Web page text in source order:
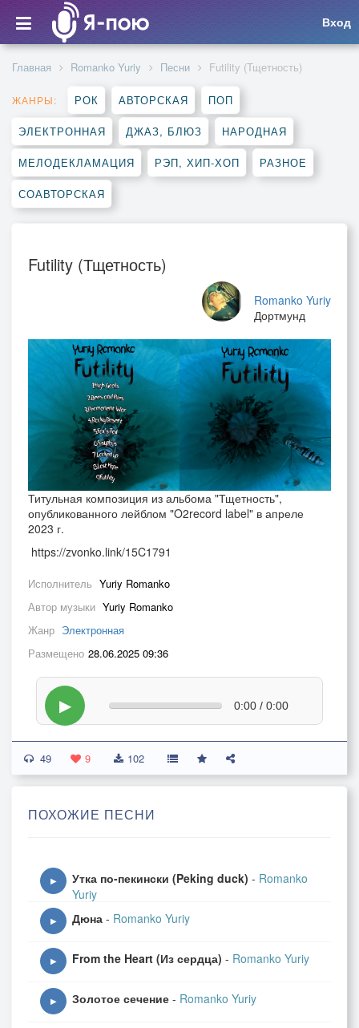
Вход
Главная Romanko Yuriy Песни Futility (Тщетность)
ЖАНРЫ: РОК АВТОРСКАЯ ПОП
ЭЛЕКТРОННАЯ ДЖАЗ, БЛЮЗ НАРОДНАЯ
МЕЛОДЕКЛАМАЦИЯ РЭП, ХИП-ХОП РАЗНОЕ
СОАВТОРСКАЯ
Futility (Тщетность)
Romanko Yuriy
Дортмунд
Титульная композиция из альбома "Тщетность",
опубликованного лейблом "O2record label" в апреле
2023 г.
https://zvonko.link/15C1791
Исполнитель Yuriy Romanko
Автор музыки Yuriy Romanko
Жанр Электронная
Размещено 28.06.2025 09:36
▶ 0:00 / 0:00
49 9 102
ПОХОЖИЕ ПЕСНИ
▶ Утка по-пекински (Peking duck) - Romanko
Yuriy
▶ Дюна - Romanko Yuriy
▶ From the Heart (Из сердца) - Romanko Yuriy
▶ Золотое сечение - Romanko Yuriy